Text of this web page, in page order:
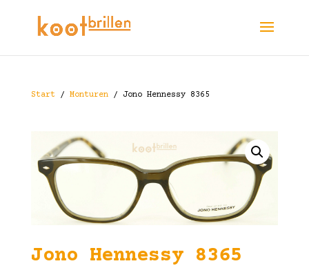
Start/ Monturen/ Jono Hennessy 8365
Jono Hennessy 8365